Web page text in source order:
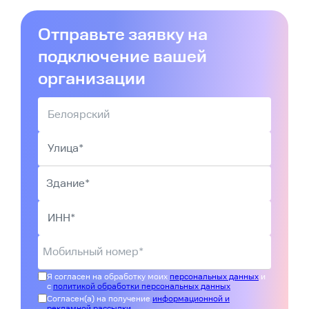
Отправьте заявку на
подключение вашей
организации
Я согласен на обработку моих персональных данных и
с политикой обработки персональных данных
Согласен(а) на получение информационной и